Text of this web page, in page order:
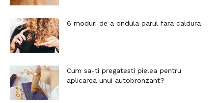
6 moduri de a ondula parul fara caldura
Cum sa-ti pregatesti pielea pentru
aplicarea unui autobronzant?